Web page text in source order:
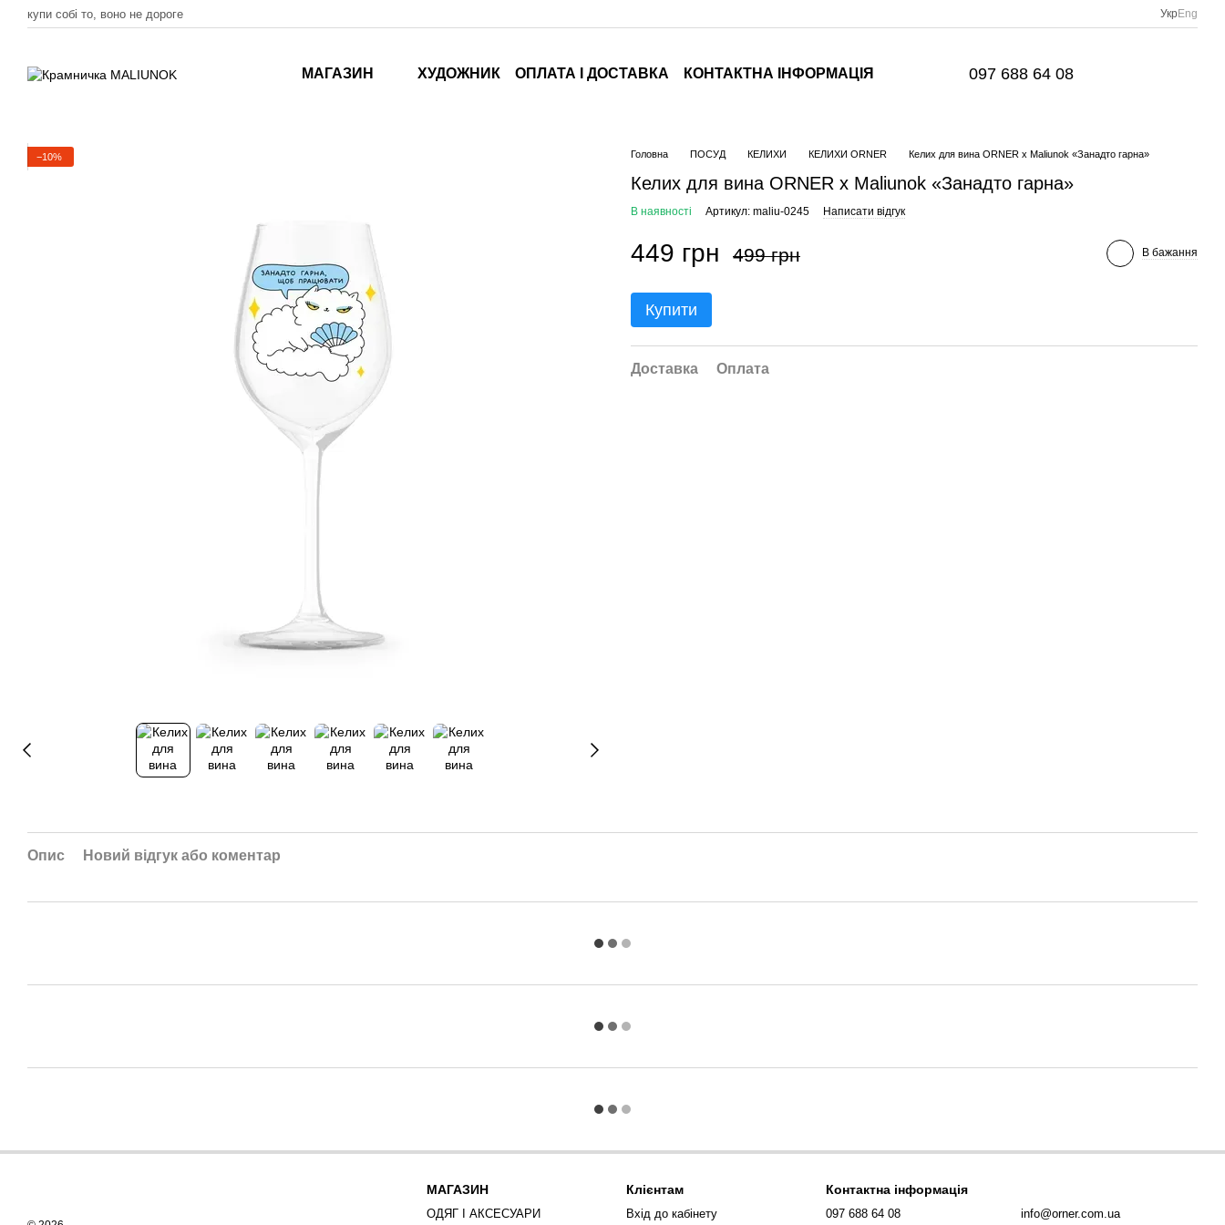
Перейти до основного контенту
купи собі то, воно не дороге УкрEng
МАГАЗИН ХУДОЖНИК ОПЛАТА І ДОСТАВКА КОНТАКТНА ІНФОРМАЦІЯ 097 688 64 08
−10% Головна ПОСУД КЕЛИХИ КЕЛИХИ ORNER Келих для вина ORNER x Maliunok «Занадто гарна»
Келих для вина ORNER x Maliunok «Занадто гарна»
В наявності Артикул: maliu-0245 Написати відгук
449 грн 499 грн В бажання
Купити
Доставка Оплата
Опис Новий відгук або коментар
МАГАЗИН
ОДЯГ І АКСЕСУАРИ
Клієнтам
Вхід до кабінету
Контактна інформація
097 688 64 08 info@orner.com.ua